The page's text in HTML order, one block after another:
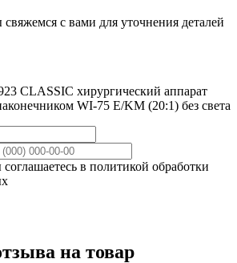
свяжемся с вами для уточнения деталей
CLASSIC хирургический аппарат
WI-75 E/KM (20:1) без света
в политикой обработки
на товар